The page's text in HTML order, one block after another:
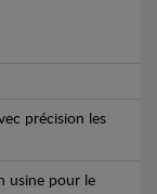
précision les
usine pour le